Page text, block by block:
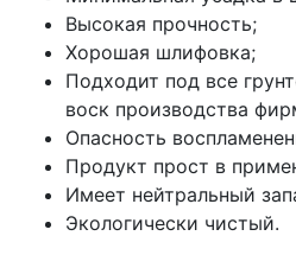
Высокая прочность;
Хорошая шлифовка;
Подходит под все
воск производства
Опасность
Продукт прост в
Имеет нейтральный
Экологически чистый.